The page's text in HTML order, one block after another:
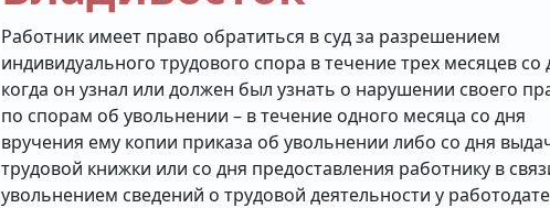
Работник имеет право обратиться в суд за разрешением
индивидуального трудового спора в течение трех месяцев со
когда он узнал или должен был узнать о нарушении своего
по спорам об увольнении – в течение одного месяца со дня
вручения ему копии приказа об увольнении либо со дня
трудовой книжки или со дня предоставления работнику в
увольнением сведений о трудовой деятельности у